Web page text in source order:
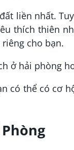
liền nhất.
thích thiên
cho bạn.
có thể có cơ